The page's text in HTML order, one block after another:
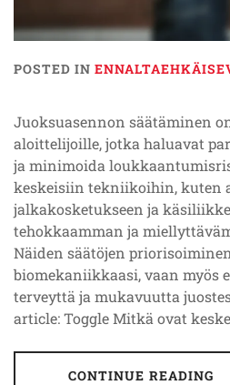
POSTED IN
Juoksuasennon säätäminen
aloittelijoille, jotka haluavat
ja minimoida
keskeisiin tekniikoihin, kuten
jalkakosketukseen ja
tehokkaamman ja
Näiden säätöjen
biomekaniikkaasi, vaan myös
terveyttä ja mukavuutta
article: Toggle Mitkä ovat
CONTINUE READING